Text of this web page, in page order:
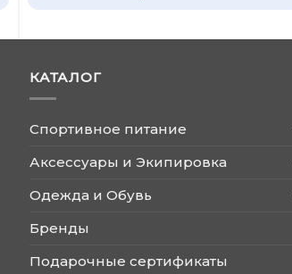
вариаций.
можно
выбрать
странице
КАТАЛОГ
Спортивное питание
Аксессуары и Экипировка
Одежда и Обувь
Бренды
Подарочные сертификаты